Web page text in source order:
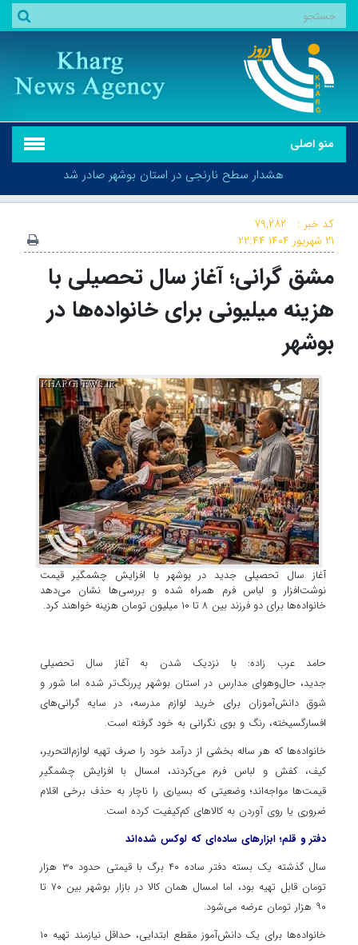
منو اصلی
هشدار سطح نارنجی در استان بوشهر صادر شد
هشدار سطح نارنجی در استان بوشهر صادر شد
کد خبر :
۷۹,۲۸۲
۲۱ شهریور ۱۴۰۴
۲۲:۴۴
مشق گرانی؛ آغاز سال تحصیلی با
هزینه میلیونی برای خانواده‌ها در
بوشهر
آغاز سال تحصیلی جدید در بوشهر با افزایش چشمگیر قیمت
نوشت‌افزار و لباس فرم همراه شده و بررسی‌ها نشان می‌دهد
خانواده‌ها برای دو فرزند بین ۸ تا ۱۰ میلیون تومان هزینه خواهند کرد.
حامد عرب زاده: با نزدیک شدن به آغاز سال تحصیلی
جدید، حال‌وهوای مدارس در استان بوشهر پررنگ‌تر شده اما شور و
شوق دانش‌آموزان برای خرید لوازم مدرسه، در سایه گرانی‌های
افسارگسیخته، رنگ و بوی نگرانی به خود گرفته است.
خانواده‌ها که هر ساله بخشی از درآمد خود را صرف تهیه لوازم‌التحریر،
کیف، کفش و لباس فرم می‌کردند، امسال با افزایش چشمگیر
قیمت‌ها مواجه‌اند؛ وضعیتی که بسیاری را ناچار به حذف برخی اقلام
ضروری یا روی آوردن به کالاهای کم‌کیفیت کرده است.
دفتر و قلم؛ ابزارهای ساده‌ای که لوکس شده‌اند
سال گذشته یک بسته دفتر ساده ۴۰ برگ با قیمتی حدود ۳۰ هزار
تومان قابل تهیه بود، اما امسال همان کالا در بازار بوشهر بین ۷۰ تا
۹۰ هزار تومان عرضه می‌شود.
خانواده‌ها برای یک دانش‌آموز مقطع ابتدایی، حداقل نیازمند تهیه ۱۰